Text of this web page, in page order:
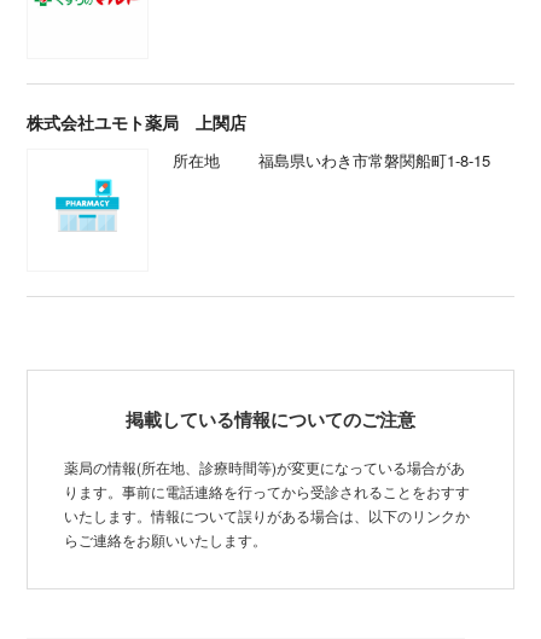
株式会社ユモト薬局 上関店
所在地 福島県いわき市常磐関船町1-8-15
掲載している情報についてのご注意
薬局の情報(所在地、診療時間等)が変更になっている場合があ
ります。事前に電話連絡を行ってから受診されることをおすす
いたします。情報について誤りがある場合は、以下のリンクか
らご連絡をお願いいたします。